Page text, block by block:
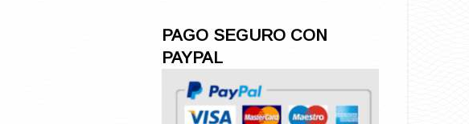
Aníbal
Aquella Noche en Rio
Arenas Sangrientas
Argel (VENDIDO)
Armonías de Juventud (VENDIDO)
PAGO SEGURO CON
PAYPAL